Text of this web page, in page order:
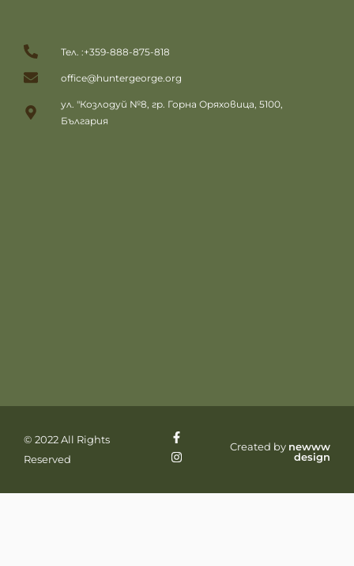
Тел. :+359-888-875-818
office@huntergeorge.org
ул. "Козлодуй №8, гр. Горна Оряховица, 5100,
България
© 2022 All Rights
Reserved
Created by newww
design